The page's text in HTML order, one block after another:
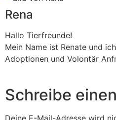
Rena
Hallo Tierfreunde!
Mein Name ist Renate und
Adoptionen und Volontär
Schreibe
Deine E-Mail-Adresse wird